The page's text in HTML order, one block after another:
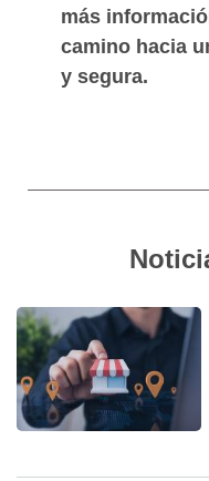
más
camino hacia
y segura.